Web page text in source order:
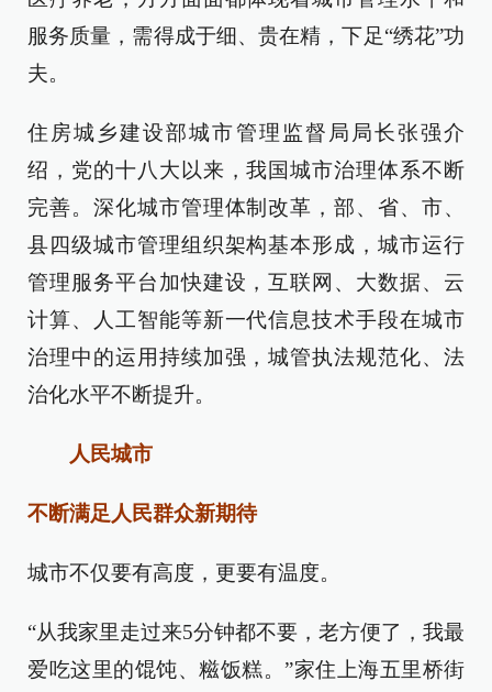
服务质量，需得成于细、贵在精，下足“绣花”功
夫。
住房城乡建设部城市管理监督局局长张强介
绍，党的十八大以来，我国城市治理体系不断
完善。深化城市管理体制改革，部、省、市、
县四级城市管理组织架构基本形成，城市运行
管理服务平台加快建设，互联网、大数据、云
计算、人工智能等新一代信息技术手段在城市
治理中的运用持续加强，城管执法规范化、法
治化水平不断提升。
人民城市
不断满足人民群众新期待
城市不仅要有高度，更要有温度。
“从我家里走过来5分钟都不要，老方便了，我最
爱吃这里的馄饨、糍饭糕。”家住上海五里桥街